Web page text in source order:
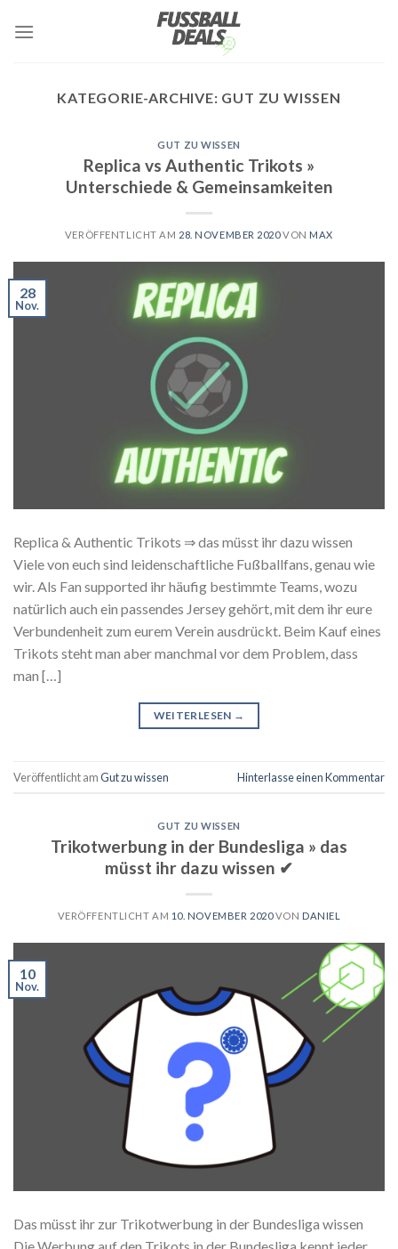
Inhalt
KATEGORIE-ARCHIVE: GUT ZU WISSEN
GUT ZU WISSEN
Replica vs Authentic Trikots »
Unterschiede & Gemeinsamkeiten
VERÖFFENTLICHT AM 28. NOVEMBER 2020VON MAX
28
Nov.
Replica & Authentic Trikots ⇒ das müsst ihr dazu wissen
Viele von euch sind leidenschaftliche Fußballfans, genau wie
wir. Als Fan supported ihr häufig bestimmte Teams, wozu
natürlich auch ein passendes Jersey gehört, mit dem ihr eure
Verbundenheit zum eurem Verein ausdrückt. Beim Kauf eines
Trikots steht man aber manchmal vor dem Problem, dass
man […]
WEITERLESEN →
Veröffentlicht amGut zu wissen Hinterlasse einen Kommentar
GUT ZU WISSEN
Trikotwerbung in der Bundesliga » das
müsst ihr dazu wissen ✔
VERÖFFENTLICHT AM 10. NOVEMBER 2020 VON DANIEL
10
Nov.
Das müsst ihr zur Trikotwerbung in der Bundesliga wissen
Die Werbung auf den Trikots in der Bundesliga kennt jeder